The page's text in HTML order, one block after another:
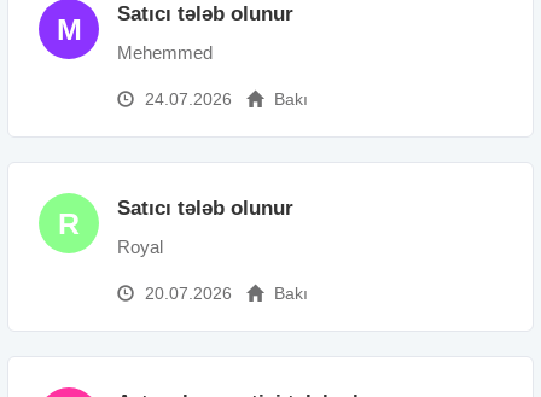
M Satıcı tələb olunur
Mehemmed
24.07.2026 Bakı
R Satıcı tələb olunur
Royal
20.07.2026 Bakı